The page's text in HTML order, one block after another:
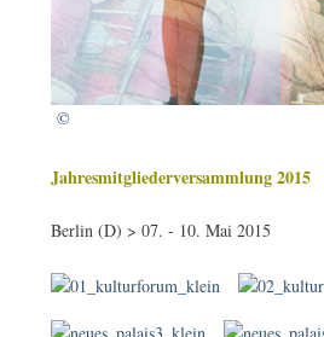
©
Jahresmitgliederversammlung 2015
Berlin (D) > 07. - 10. Mai 2015